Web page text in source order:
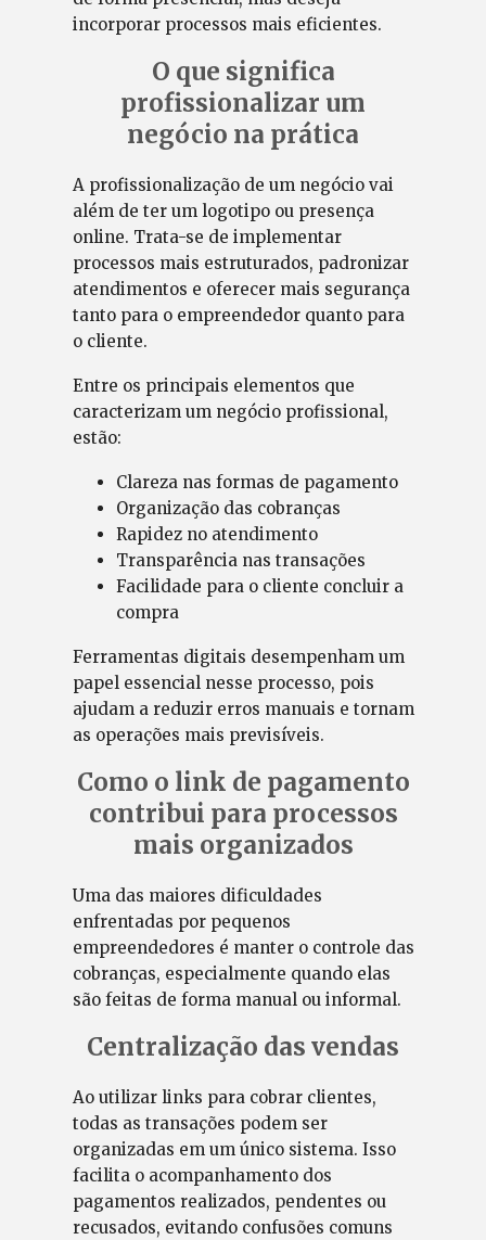
incorporar processos mais eficientes.
O que significa
profissionalizar um
negócio na prática
A profissionalização de um negócio vai
além de ter um logotipo ou presença
online. Trata-se de implementar
processos mais estruturados, padronizar
atendimentos e oferecer mais segurança
tanto para o empreendedor quanto para
o cliente.
Entre os principais elementos que
caracterizam um negócio profissional,
estão:
Clareza nas formas de pagamento
Organização das cobranças
Rapidez no atendimento
Transparência nas transações
Facilidade para o cliente concluir a
compra
Ferramentas digitais desempenham um
papel essencial nesse processo, pois
ajudam a reduzir erros manuais e tornam
as operações mais previsíveis.
Como o link de pagamento
contribui para processos
mais organizados
Uma das maiores dificuldades
enfrentadas por pequenos
empreendedores é manter o controle das
cobranças, especialmente quando elas
são feitas de forma manual ou informal.
Centralização das vendas
Ao utilizar links para cobrar clientes,
todas as transações podem ser
organizadas em um único sistema. Isso
facilita o acompanhamento dos
pagamentos realizados, pendentes ou
recusados, evitando confusões comuns